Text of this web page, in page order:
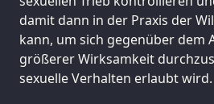
damit dann in der Praxis der
kann, um sich gegenüber dem
größerer Wirksamkeit
sexuelle Verhalten erlaubt wird.